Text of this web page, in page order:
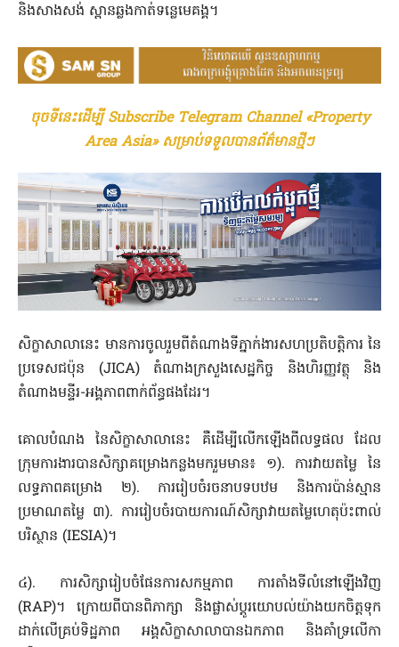
និងសាងសង់ ស្ពានឆ្លងកាត់ទន្លេមេគង្គ។
ចុចទីនេះដើម្បី Subscribe Telegram Channel «Property
Area Asia» សម្រាប់ទទួលបានព័ត៌មានថ្មីៗ
សិក្ខាសាលានេះ មានការចូលរួមពីតំណាងទីភ្នាក់ងារសហប្រតិ​បត្តិការ នៃ
ប្រទេសជប៉ុន (JICA) តំណាងក្រសួងសេដ្ឋកិច្ច និងហិរញ្ញវត្ថុ និង
តំណាងមន្ទីរ-អង្គភាពពាក់ព័ន្ធផងដែរ។
គោលបំណង នៃសិក្ខាសាលានេះ គឺដើម្បីលើកឡើងពីលទ្ធផល ដែល
ក្រុមការងារបានសិក្សាគម្រោងកន្លងមករួមមាន៖ ១). ការវាយតម្លៃ នៃ
លទ្ធភាពគម្រោង ២). ការរៀបចំរចនាបទបឋម និងការប៉ាន់ស្មាន
ប្រមាណតម្លៃ ៣). ការរៀបចំរបាយការណ៍សិក្សាវាយតម្លៃហេតុប៉ះពាល់
បរិស្ថាន (IESIA)។
៤). ការសិក្សារៀបចំផែនការសកម្មភាព ការតាំងទីលំនៅឡើងវិញ
(RAP)។ ក្រោយពីបានពិភាក្សា និងផ្លាស់ប្តូរយោបល់យ៉ាងយកចិត្តទុក
ដាក់លើគ្រប់ទិដ្ឋភាព អង្គសិក្ខាសាលាបានឯកភាព និងគាំទ្រលើកា